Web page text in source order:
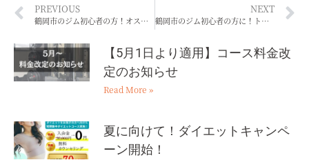
PREVIOUS
鶴岡市のジム初心者の方！オススメなプロテインを解説！
NEXT
鶴岡市のジム初心者の方に！トレーニングのオススメの頻度は？
【5月1日より適用】コース料金改
定のお知らせ
Read More »
夏に向けて！ダイエットキャンペ
ーン開始！